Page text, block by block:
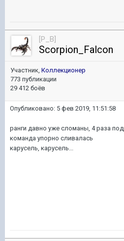
[P_B]
Scorpion_Falcon
Участник, Коллекционер
773 публикации
29 412 боёв
Опубликовано: 5 фев 2019, 11:51:58
ранги давно уже сломаны, 4 раза
команда упорно сливалась
карусель, карусель...